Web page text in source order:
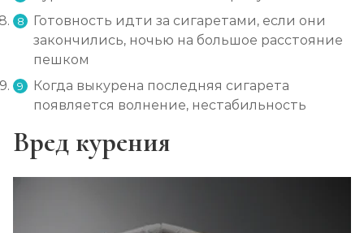
Готовность идти за сигаретами, если они
закончились, ночью на большое расстояние
пешком
Когда выкурена последняя сигарета
появляется волнение, нестабильность
Вред курения